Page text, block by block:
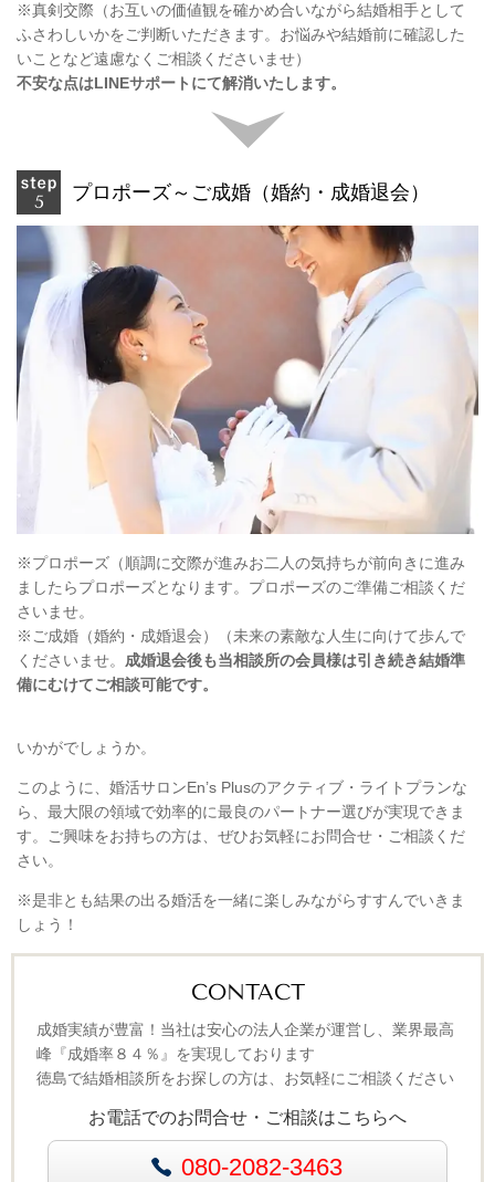
※真剣交際（お互いの価値観を確かめ合いながら結婚相手として
ふさわしいかをご判断いただきます。お悩みや結婚前に確認した
いことなど遠慮なくご相談くださいませ）
不安な点はLINEサポートにて解消いたします。
プロポーズ～ご成婚（婚約・成婚退会）
※プロポーズ（順調に交際が進みお二人の気持ちが前向きに進み
ましたらプロポーズとなります。プロポーズのご準備ご相談くだ
さいませ。
※ご成婚（婚約・成婚退会）（未来の素敵な人生に向けて歩んで
くださいませ。 成婚退会後も当相談所の会員様は引き続き結婚準
備にむけてご相談可能です。
いかがでしょうか。
このように、婚活サロンEn’s Plusのアクティブ・ライトプランな
ら、最大限の領域で効率的に最良のパートナー選びが実現できま
す。ご興味をお持ちの方は、ぜひお気軽にお問合せ・ご相談くだ
さい。
※是非とも結果の出る婚活を一緒に楽しみながらすすんでいきま
しょう！
CONTACT
成婚実績が豊富！当社は安心の法人企業が運営し、業界最高
峰『成婚率８４％』を実現しております
徳島で結婚相談所をお探しの方は、お気軽にご相談ください
お電話でのお問合せ・ご相談はこちらへ
080-2082-3463